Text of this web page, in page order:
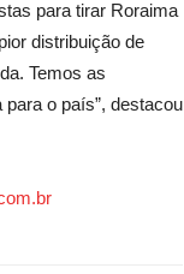
para tirar Roraima
distribuição de
Temos as
o país”, destacou